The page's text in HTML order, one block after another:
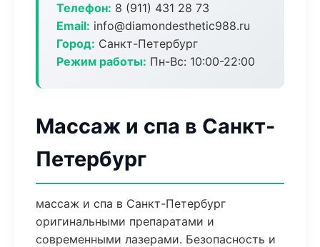
Телефон: 8 (911) 431 28 73
Email: info@diamondesthetic988.ru
Город: Санкт-Петербург
Режим работы: Пн-Вс: 10:00-22:00
Массаж и спа в Санкт-
Петербург
массаж и спа в Санкт-Петербург
оригинальными препаратами и
современными лазерами. Безопасность и